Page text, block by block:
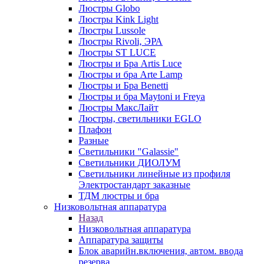
Люстры Globo
Люстры Kink Light
Люстры Lussole
Люстры Rivoli, ЭРА
Люстры ST LUCE
Люстры и Бра Artis Luce
Люстры и бра Arte Lamp
Люстры и Бра Benetti
Люстры и бра Maytoni и Freya
Люстры МаксЛайт
Люстры, светильники EGLO
Плафон
Разные
Светильники "Galassie"
Светильники ДИОЛУМ
Светильники линейные из профиля
Электростандарт заказные
ТДМ люстры и бра
Низковольтная аппаратура
Назад
Низковольтная аппаратура
Аппаратура защиты
Блок аварийн.включения, автом. ввода